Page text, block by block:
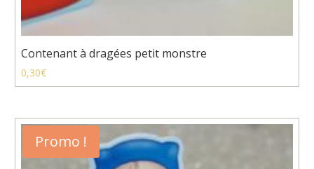
Contenant à dragées petit monstre
0,30€
Promo !